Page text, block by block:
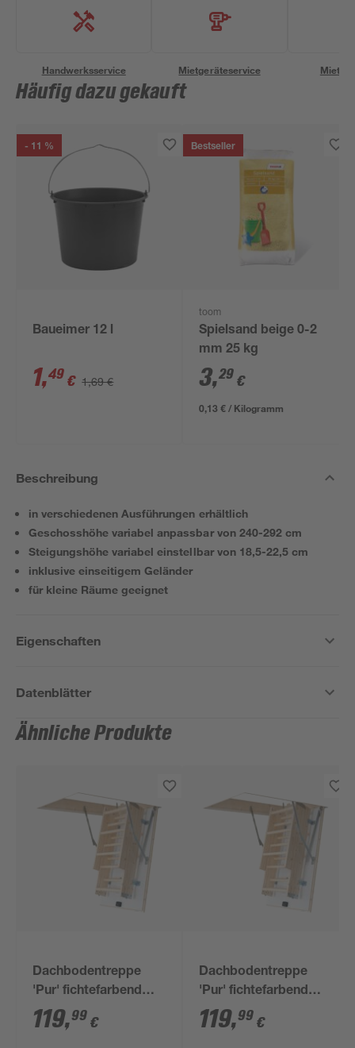
Handwerksservice Mietgeräteservice
Häufig dazu gekauft
- 11 %
Baueimer 12 l
1,49 € 1,69 €
Bestseller
toom
Spielsand beige 0-2
mm 25 kg
3,29 €
0,13 € / Kilogramm
Beschreibung
in verschiedenen Ausführungen erhältlich
Geschosshöhe variabel anpassbar von 240-292 cm
Steigungshöhe variabel einstellbar von 18,5-22,5 cm
inklusive einseitigem Geländer
für kleine Räume geeignet
Eigenschaften
Datenblätter
Ähnliche Produkte
Dachbodentreppe
'Pur' fichtefarbend
120 x 60 cm
119,99 €
Dachbodentreppe
'Pur' fichtefarbend
isoliert 140 x 60 cm
119,99 €